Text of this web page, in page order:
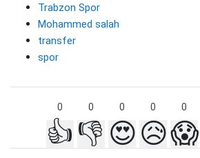
Trabzon Spor
Mohammed salah
transfer
spor
0 0 0 0 0
👍 👎 😍😥😱